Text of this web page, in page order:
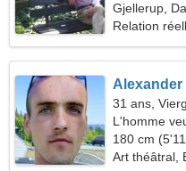
Gjellerup,
Relation
Alexander
31 ans,
L'homme
180 cm
Art théâtral,